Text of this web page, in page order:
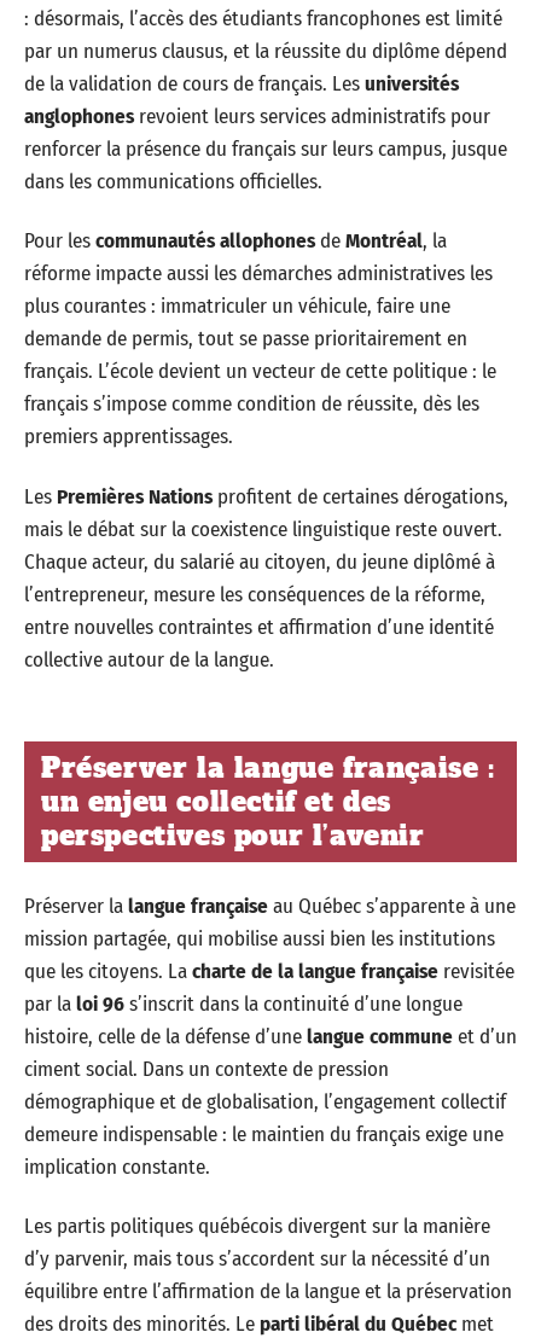
: désormais, l’accès des étudiants francophones est limité
par un numerus clausus, et la réussite du diplôme dépend
de la validation de cours de français. Lesuniversités
anglophonesrevoient leurs services administratifs pour
renforcer la présence du français sur leurs campus, jusque
dans les communications officielles.
Pour lescommunautés allophonesdeMontréal, la
réforme impacte aussi les démarches administratives les
plus courantes : immatriculer un véhicule, faire une
demande de permis, tout se passe prioritairement en
français. L’école devient un vecteur de cette politique : le
français s’impose comme condition de réussite, dès les
premiers apprentissages.
Les Premières Nationsprofitent de certaines dérogations,
mais le débat sur la coexistence linguistique reste ouvert.
Chaque acteur, du salarié au citoyen, du jeune diplômé à
l’entrepreneur, mesure les conséquences de la réforme,
entre nouvelles contraintes et affirmation d’une identité
collective autour de la langue.
Préserver la langue française :
un enjeu collectif et des
perspectives pour l’avenir
Préserver lalangue françaiseau Québec s’apparente à une
mission partagée, qui mobilise aussi bien les institutions
que les citoyens. Lacharte de la langue française revisitée
par laloi 96s’inscrit dans la continuité d’une longue
histoire, celle de la défense d’unelangue communeet d’un
ciment social. Dans un contexte de pression
démographique et de globalisation, l’engagement collectif
demeure indispensable : le maintien du français exige une
implication constante.
Les partis politiques québécois divergent sur la manière
d’y parvenir, mais tous s’accordent sur la nécessité d’un
équilibre entre l’affirmation de la langue et la préservation
des droits des minorités. Leparti libéral du Québecmet